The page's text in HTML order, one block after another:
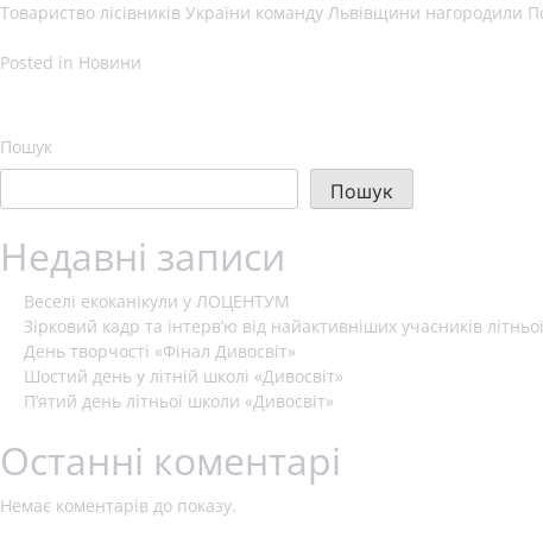
Товариство лісівників України команду Львівщини нагородили
Posted in Новини
Пошук
Пошук
Недавні записи
Веселі екоканікули у ЛОЦЕНТУМ
Зірковий кадр та інтерв’ю від найактивніших учасників
День творчості «Фінал Дивосвіт»
Шостий день у літній школі «Дивосвіт»
П’ятий день літньої школи «Дивосвіт»
Останні коментарі
Немає коментарів до показу.